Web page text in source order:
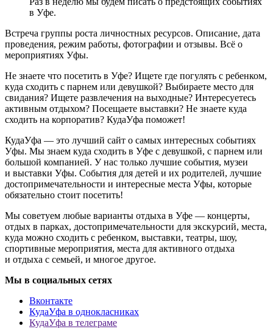
в Уфе.
Встреча группы роста личностных ресурсов. Описание, дата
проведения, режим работы, фотографии и отзывы. Всё о
мероприятиях Уфы.
Не знаете что посетить в Уфе? Ищете где погулять с ребенком,
куда сходить с парнем или девушкой? Выбираете место для
свидания? Ищете развлечения на выходные? Интересуетесь
активным отдыхом? Посещаете выставки? Не знаете куда
сходить на корпоратив? КудаУфа поможет!
КудаУфа — это лучший сайт о самых интересных событиях
Уфы. Мы знаем куда сходить в Уфе с девушкой, с парнем или
большой компанией. У нас только лучшие события, музеи
и выставки Уфы. События для детей и их родителей, лучшие
достопримечательности и интересные места Уфы, которые
обязательно стоит посетить!
Мы советуем любые варианты отдыха в Уфе — концерты,
отдых в парках, достопримечательности для экскурсий, места,
куда можно сходить с ребенком, выставки, театры, шоу,
спортивные мероприятия, места для активного отдыха
и отдыха с семьей, и многое другое.
Мы в социальных сетях
Вконтакте
КудаУфа в однокласниках
КудаУфа в телеграме